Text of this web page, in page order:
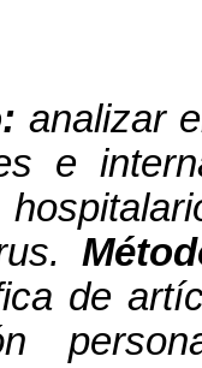
analizar
e
de